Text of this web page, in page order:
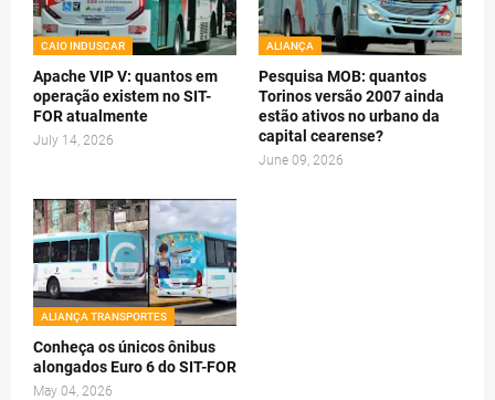
CAIO INDUSCAR
Apache VIP V: quantos em
operação existem no SIT-
FOR atualmente
July 14, 2026
ALIANÇA
Pesquisa MOB: quantos
Torinos versão 2007 ainda
estão ativos no urbano da
capital cearense?
June 09, 2026
ALIANÇA TRANSPORTES
Conheça os únicos ônibus
alongados Euro 6 do SIT-FOR
May 04, 2026